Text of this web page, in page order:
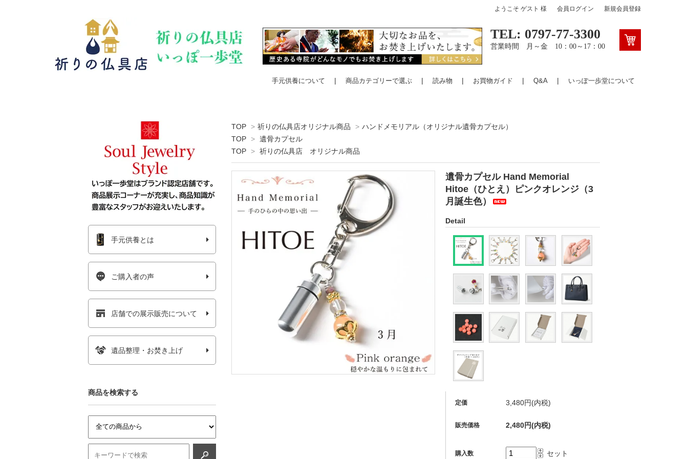
ようこそ ゲスト 様 会員ログイン 新規会員登録
TEL: 0797-77-3300
営業時間 月～金 10：00～17：00
手元供養について 商品カテゴリーで選ぶ 読み物 お買物ガイド Q&A いっぽ一歩堂について
TOP > 祈りの仏具店オリジナル商品 > ハンドメモリアル（オリジナル遺骨カプセル）
TOP > 遺骨カプセル
TOP > 祈りの仏具店 オリジナル商品
遺骨カプセル Hand Memorial
Hitoe（ひとえ）ピンクオレンジ（3
月誕生色）
Detail
定価 3,480円(内税)
販売価格 2,480円(内税)
購入数 セット
手元供養とは
ご購入者の声
店舗での展示販売について
遺品整理・お焚き上げ
商品を検索する